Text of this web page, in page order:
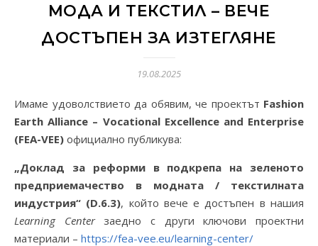
МОДА И ТЕКСТИЛ – ВЕЧЕ
ДОСТЪПЕН ЗА ИЗТЕГЛЯНЕ
19.08.2025
Имаме удоволствието да обявим, че проектът Fashion
Earth Alliance – Vocational Excellence and Enterprise
(FEA-VEE) официално публикува:
„Доклад за реформи в подкрепа на зеленото
предприемачество в модната / текстилната
индустрия“ (D.6.3), който вече е достъпен в нашия
Learning Centerзаедно с други ключови проектни
материали – https://fea-vee.eu/learning-center/